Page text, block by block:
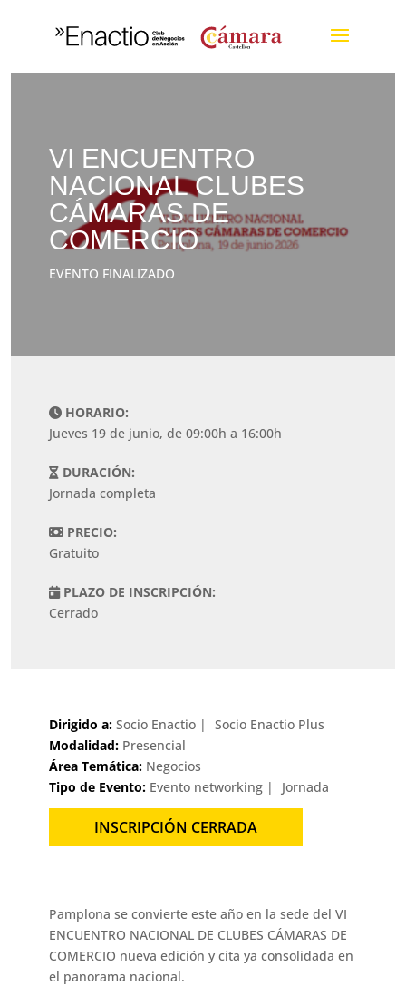
VI ENCUENTRO
NACIONAL CLUBES
CÁMARAS DE
COMERCIO
EVENTO FINALIZADO
HORARIO:
Jueves 19 de junio, de 09:00h a 16:00h
DURACIÓN:
Jornada completa
PRECIO:
Gratuito
PLAZO DE INSCRIPCIÓN:
Cerrado
Dirigido a: Socio Enactio
Socio Enactio Plus
Modalidad: Presencial
Área Temática: Negocios
Tipo de Evento: Evento networking Jornada
INSCRIPCIÓN CERRADA
Pamplona se convierte este año en la sede del VI
ENCUENTRO NACIONAL DE CLUBES CÁMARAS DE
COMERCIO nueva edición y cita ya consolidada en
el panorama nacional.